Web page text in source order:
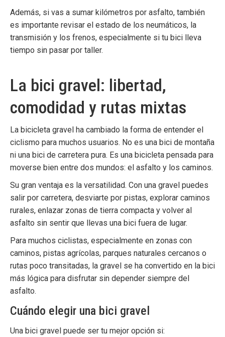
Además, si vas a sumar kilómetros por asfalto, también
es importante revisar el estado de los neumáticos, la
transmisión y los frenos, especialmente si tu bici lleva
tiempo sin pasar por taller.
La bici gravel: libertad,
comodidad y rutas mixtas
La bicicleta gravel ha cambiado la forma de entender el
ciclismo para muchos usuarios. No es una bici de montaña
ni una bici de carretera pura. Es una bicicleta pensada para
moverse bien entre dos mundos: el asfalto y los caminos.
Su gran ventaja es la versatilidad. Con una gravel puedes
salir por carretera, desviarte por pistas, explorar caminos
rurales, enlazar zonas de tierra compacta y volver al
asfalto sin sentir que llevas una bici fuera de lugar.
Para muchos ciclistas, especialmente en zonas con
caminos, pistas agrícolas, parques naturales cercanos o
rutas poco transitadas, la gravel se ha convertido en la bici
más lógica para disfrutar sin depender siempre del
asfalto.
Cuándo elegir una bici gravel
Una bici gravel puede ser tu mejor opción si: